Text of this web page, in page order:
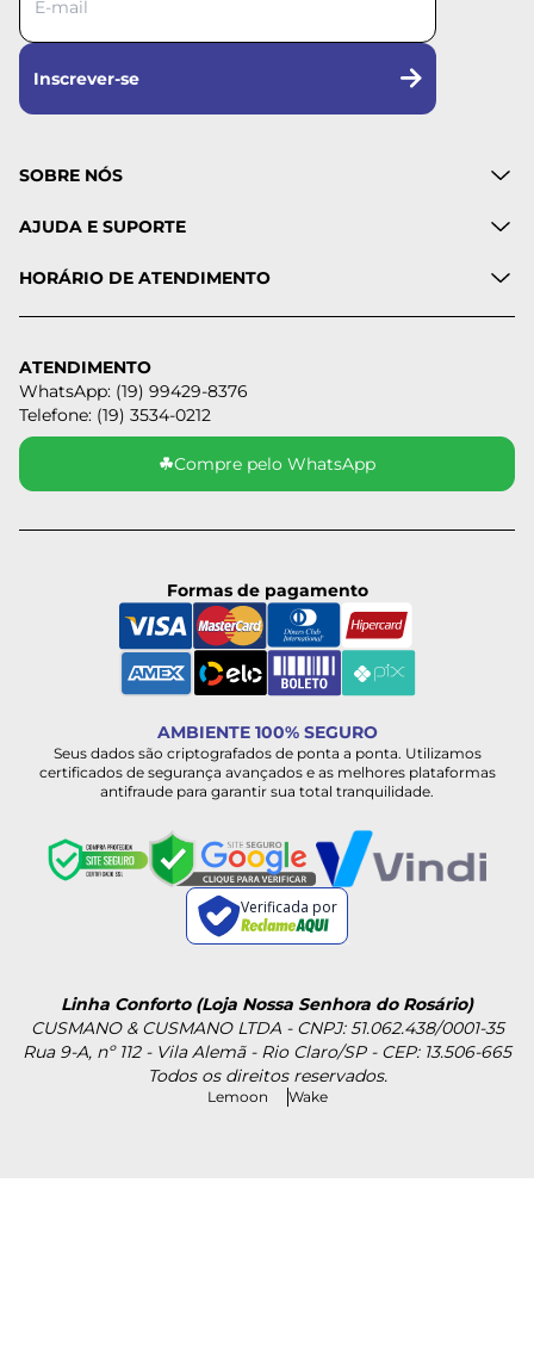
Inscrever-se
SOBRE NÓS
AJUDA E SUPORTE
HORÁRIO DE ATENDIMENTO
ATENDIMENTO
WhatsApp: (19) 99429-8376
Telefone: (19) 3534-0212
☘Compre pelo WhatsApp
Formas de pagamento
AMBIENTE 100% SEGURO
Seus dados são criptografados de ponta a ponta. Utilizamos
certificados de segurança avançados e as melhores plataformas
antifraude para garantir sua total tranquilidade.
Verificada por
Linha Conforto (Loja Nossa Senhora do Rosário)
CUSMANO & CUSMANO LTDA - CNPJ: 51.062.438/0001-35
Rua 9-A, nº 112 - Vila Alemã - Rio Claro/SP - CEP: 13.506-665
Todos os direitos reservados.
Lemoon Wake